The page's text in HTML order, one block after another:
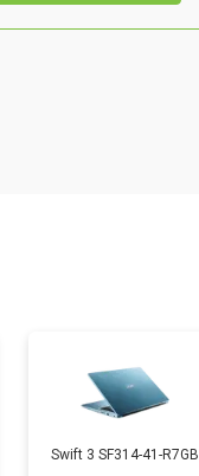
Заказать
Swift 3 SF314-41-R7GB